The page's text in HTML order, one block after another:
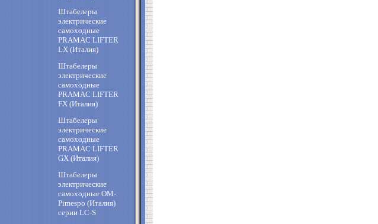
Штабелеры
электрические
самоходные
PRAMAC LIFTER
LX (Италия)
Штабелеры
электрические
самоходные
PRAMAC LIFTER
FX (Италия)
Штабелеры
электрические
самоходные
PRAMAC LIFTER
GX (Италия)
Штабелеры
электрические
самоходные OM-
Pimespo (Италия)
cерии LC-S